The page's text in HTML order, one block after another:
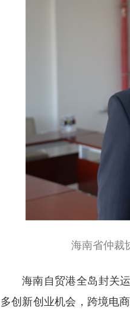
海南省仲裁
海南自贸港全岛封关
多创新创业机会，跨境电